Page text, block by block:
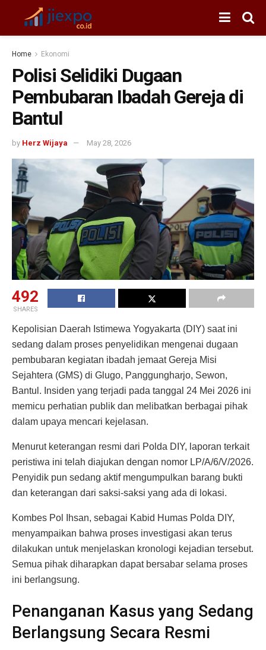
Home Ekonomi
Polisi Selidiki Dugaan
Pembubaran Ibadah Gereja di
Bantul
by Herz Wijaya May 28, 2026
492
SHARES
Kepolisian Daerah Istimewa Yogyakarta (DIY) saat ini
sedang dalam proses penyelidikan mengenai dugaan
pembubaran kegiatan ibadah jemaat Gereja Misi
Sejahtera (GMS) di Glugo, Panggungharjo, Sewon,
Bantul. Insiden yang terjadi pada tanggal 24 Mei 2026 ini
memicu perhatian publik dan melibatkan berbagai pihak
dalam upaya mencari kejelasan.
Menurut keterangan resmi dari Polda DIY, laporan terkait
peristiwa ini telah diajukan dengan nomor LP/A/6/V/2026.
Penyidik pun sedang aktif mengumpulkan barang bukti
dan keterangan dari saksi-saksi yang ada di lokasi.
Kombes Pol Ihsan, sebagai Kabid Humas Polda DIY,
menyampaikan bahwa proses investigasi akan terus
dilakukan untuk menjelaskan kronologi kejadian tersebut.
Semua pihak diharapkan dapat bersabar selama proses
ini berlangsung.
Penanganan Kasus yang Sedang
Berlangsung Secara Resmi